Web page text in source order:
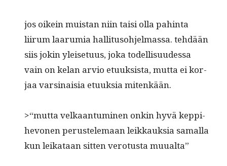
jos oikein muis­tan niin taisi olla pahin­ta
liirum laaru­mia hal­li­tu­so­hjel­mas­sa. tehdään
siis jokin yleise­tu­us, joka todel­lisu­udessa
vain on kelan arvio etuuk­sista, mut­ta ei kor­
jaa varsi­naisia etuuk­sia mitenkään.
>“mut­ta velka­an­tu­mi­nen onkin hyvä kep­pi­
hevo­nen perustele­maan leikkauk­sia samal­la
kun leikataan sit­ten vero­tus­ta muualta”